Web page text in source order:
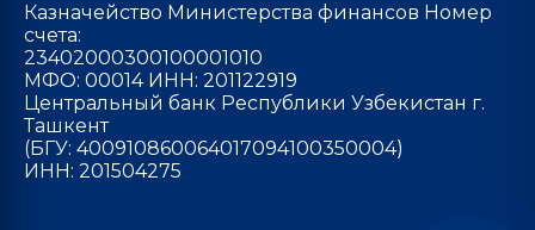
Казначейство Министерства финансов Номер
счета:
23402000300100001010
МФО: 00014 ИНН: 201122919
Центральный банк Республики Узбекистан г.
Ташкент
(БГУ: 400910860064017094100350004)
ИНН: 201504275